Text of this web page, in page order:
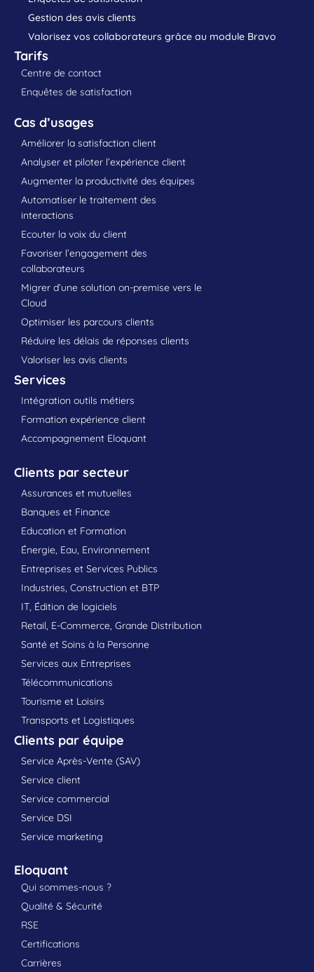
Gestion des avis clients
Valorisez vos collaborateurs grâce au module Bravo
Tarifs
Centre de contact
Enquêtes de satisfaction
Cas d’usages
Améliorer la satisfaction client
Analyser et piloter l’expérience client
Augmenter la productivité des équipes
Automatiser le traitement des
interactions
Ecouter la voix du client
Favoriser l’engagement des
collaborateurs
Migrer d’une solution on-premise vers le
Cloud
Optimiser les parcours clients
Réduire les délais de réponses clients
Valoriser les avis clients
Services
Intégration outils métiers
Formation expérience client
Accompagnement Eloquant
Clients par secteur
Assurances et mutuelles
Banques et Finance
Education et Formation
Énergie, Eau, Environnement
Entreprises et Services Publics
Industries, Construction et BTP
IT, Édition de logiciels
Retail, E-Commerce, Grande Distribution
Santé et Soins à la Personne
Services aux Entreprises
Télécommunications
Tourisme et Loisirs
Transports et Logistiques
Clients par équipe
Service Après-Vente (SAV)
Service client
Service commercial
Service DSI
Service marketing
Eloquant
Qui sommes-nous ?
Qualité & Sécurité
RSE
Certifications
Carrières